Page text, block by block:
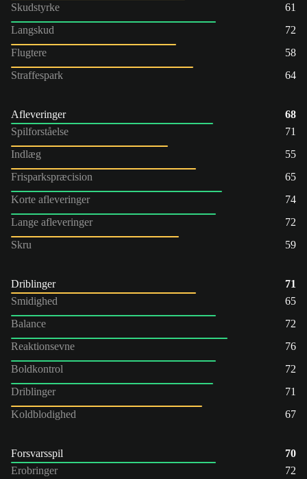
Skudstyrke
61
Langskud
72
Flugtere
58
Straffespark
64
Afleveringer
68
Spilforståelse
71
Indlæg
55
Frisparkspræcision
65
Korte afleveringer
74
Lange afleveringer
72
Skru
59
Driblinger
71
Smidighed
65
Balance
72
Reaktionsevne
76
Boldkontrol
72
Driblinger
71
Koldblodighed
67
Forsvarsspil
70
Erobringer
72